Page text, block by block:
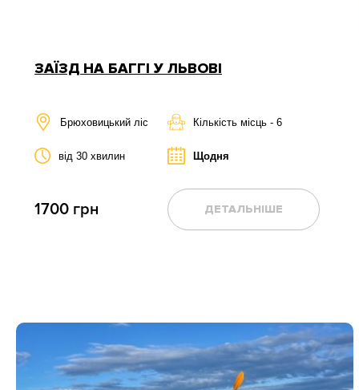
ЗАЇЗД НА БАГГІ У ЛЬВОВІ
Брюховицький ліс Кількість місць - 6
від 30 хвилин Щодня
1700 грн ДЕТАЛЬНІШЕ